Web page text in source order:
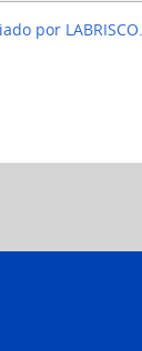
por LABRISCO…